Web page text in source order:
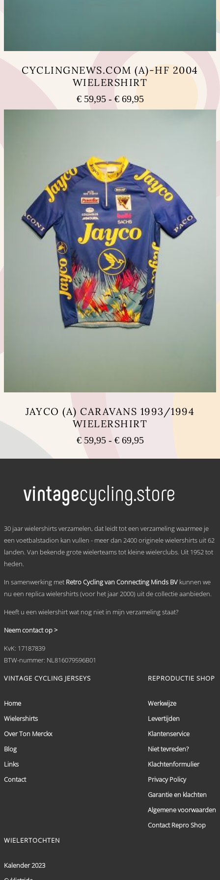
CYCLINGNEWS.COM (A)-HF 2004
WIELERSHIRT
€59,95 - €69,95Prijsklasse:
€ 59,95
Deze
optie
kan
gekozen
worden
op
de
productpagina
JAYCO (A) CARAVANS 1993/1994
WIELERSHIRT
€59,95 - €69,95Prijsklasse:
tot
variaties.
Deze
gekozen
op
de
30 jaar wielershirts verzamelen, dat leidt tot een verzameling waarmee je
een voetbalstadion kan vullen - meer dan 2400 originele wielershirts uit 62
landen. Van bekende grote wielerteams tot kleine wielerclubs. Uit 1952 tot
heden.
In samenwerking met Retro Cycling van Connecting Minds BV kunnen we
nu een replica wielershirts (voor het jaar 2000) uit de collectie aanbieden.
Heeft u een wielershirt wat nog niet in mijn verzameling staat?
Neem contact op >
KvK: 17187839
BTW-nummer: NL816079596B01
VINTAGE CYCLING JERSEYS
Home
Wielershirts
Over Ton Merckx
Blog
Links
Contact
REPRODUCTIE SHOP
Werkwijze
Levertijden
Klantenservice
Niet tevreden?
Klachtenformulier
Privacy Policy
Garantie en klachten
Algemene voorwaarden
Contact Repro Shop
WIELERTOCHTEN
Kalender 2023